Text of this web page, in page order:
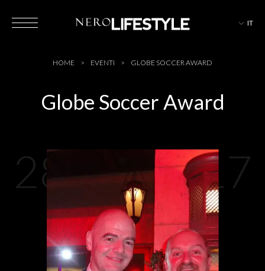
IT
HOTEL
MAGAZINE
EVENTI
HOME EVENTI GLOBE SOCCER AWARD
Globe Soccer Award
28-12-2017